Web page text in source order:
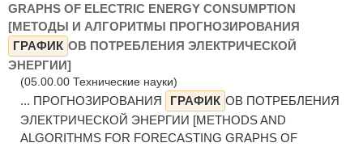
GRAPHS OF ELECTRIC ENERGY CONSUMPTION
[МЕТОДЫ И АЛГОРИТМЫ ПРОГНОЗИРОВАНИЯ
ГРАФИК ОВ ПОТРЕБЛЕНИЯ ЭЛЕКТРИЧЕСКОЙ
ЭНЕРГИИ]
(05.00.00 Технические науки)
... ПРОГНОЗИРОВАНИЯ ГРАФИК ОВ ПОТРЕБЛЕНИЯ
ЭЛЕКТРИЧЕСКОЙ ЭНЕРГИИ [METHODS AND
ALGORITHMS FOR FORECASTING GRAPHS OF